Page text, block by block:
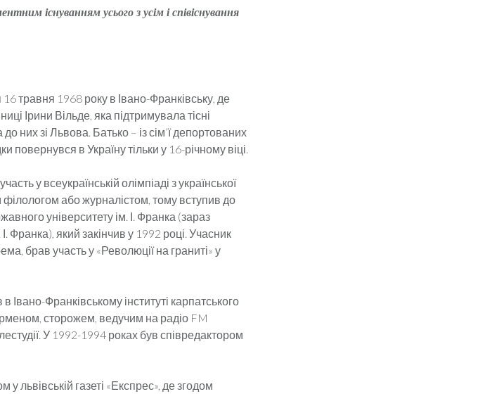
існуванням усього з усім і співіснування
травня 1968 року в Івано-Франківську, де
Ірини Вільде, яка підтримувала тісні
них зі Львова. Батько – із сім’ї депортованих
повернувся в Україну тільки у 16-річному віці.
у всеукраїнській олімпіаді з української
або журналістом, тому вступив до
університету ім. І. Франка (зараз
Франка), який закінчив у 1992 році. Учасник
брав участь у «Революції на граниті» у
Івано-Франківському інституті карпатського
сторожем, ведучим на радіо FM
У 1992-1994 роках був співредактором
львівській газеті «Експрес», де згодом